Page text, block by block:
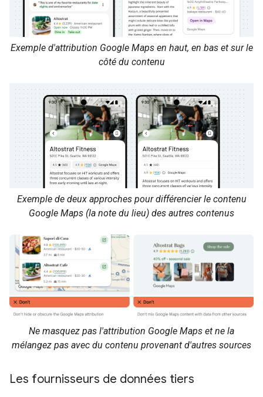
Exemple d'attribution Google Maps en haut, en bas et sur le
côté du contenu
Exemple de deux approches pour différencier le contenu
Google Maps (la note du lieu) des autres contenus
Ne masquez pas l'attribution Google Maps et ne la
mélangez pas avec du contenu provenant d'autres sources
Les fournisseurs de données tiers